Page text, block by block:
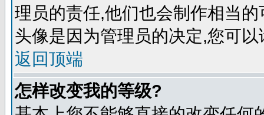
理员的责任,他们也会制作相当
头像是因为管理员的决定,您可
返回顶端
怎样改变我的等级?